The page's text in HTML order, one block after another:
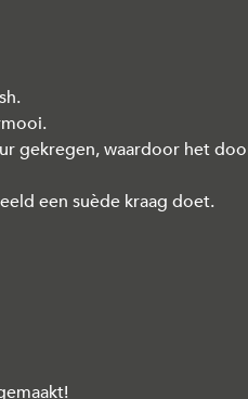
waardoor het
een suède kraag doet.